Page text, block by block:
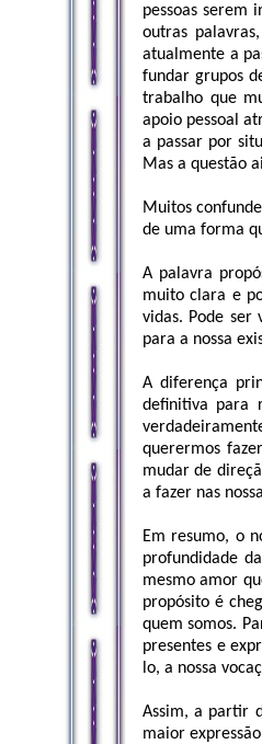
pessoas serem
outras
atualmente a
fundar grupos
trabalho que
apoio pessoal
a passar por
Mas a questão
Muitos
de uma forma
A palavra
muito clara e
vidas. Pode
para a nossa
A diferença
definitiva para
querermos
mudar de
a fazer nas
Em resumo, o
profundidade
mesmo amor
propósito é
quem somos.
presentes e
lo, a nossa
Assim, a partir
maior